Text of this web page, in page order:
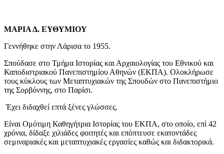
ΜΑΡΙΑ Δ. ΕΥΘΥΜΙΟΥ
Γεννήθηκε στην Λάρισα το 1955.
Σπούδασε στο Τμήμα Ιστορίας και Αρχαιολογίας του Εθνικού και
Καποδιστριακού Πανεπιστημίου Αθηνών (ΕΚΠΑ). Ολοκλήρωσε
τους κύκλους των Μεταπτυχιακών της Σπουδών στο Πανεπιστήμιο
της Σορβόννης, στο Παρίσι.
Έχει διδαχθεί επτά ξένες γλώσσες.
Είναι Ομότιμη Καθηγήτρια Ιστορίας του ΕΚΠΑ, στο οποίο, επί 42
χρόνια, δίδαξε χιλιάδες φοιτητές και επόπτευσε εκατοντάδες
σεμιναριακές και μεταπτυχιακές εργασίες καθώς και διδακτορικά.